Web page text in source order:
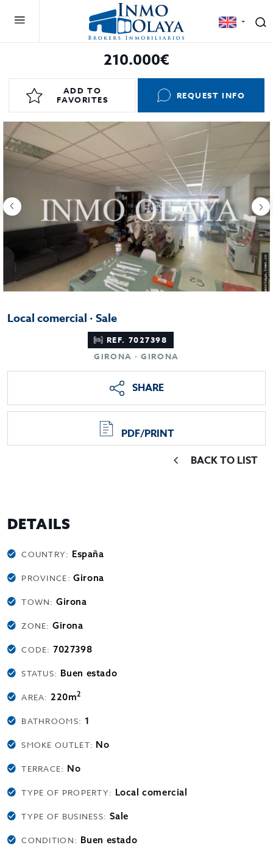
210.000€
ADD TO
FAVORITES
REQUEST INFO
Local comercial · Sale
REF. 7027398
GIRONA · GIRONA
SHARE
PDF/PRINT
BACK TO LIST
DETAILS
COUNTRY: España
PROVINCE:Girona
TOWN:Girona
ZONE:Girona
CODE:7027398
STATUS: Buen estado
AREA:220m2
BATHROOMS: 1
SMOKE OUTLET: No
TERRACE: No
TYPE OF PROPERTY: Local comercial
TYPE OF BUSINESS: Sale
CONDITION: Buen estado